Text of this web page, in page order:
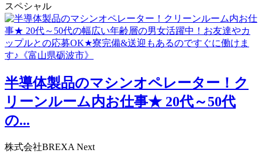
スペシャル
半導体製品のマシンオペレーター！ク
リーンルーム内お仕事★ 20代～50代
の...
株式会社BREXA Next